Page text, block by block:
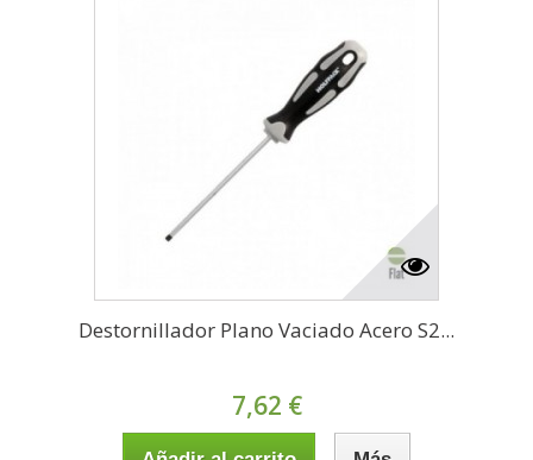
Destornillador Plano Vaciado Acero S2...
7,62 €